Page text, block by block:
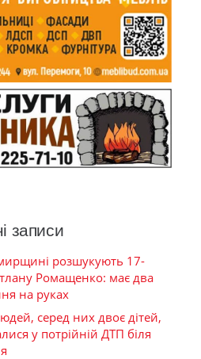
записи
розшукують 17-
Ромащенко: має два
на руках
серед них двоє дітей,
у потрійній ДТП біля